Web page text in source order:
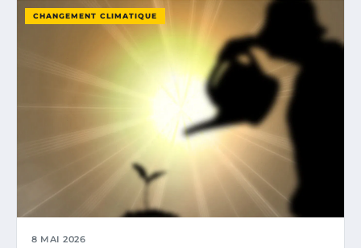
CHANGEMENT CLIMATIQUE
8 MAI 2026